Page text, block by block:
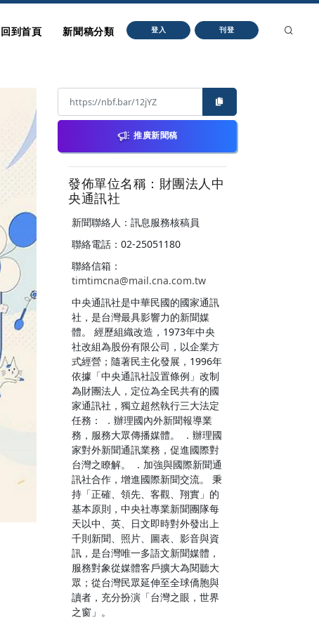
回到首頁 新聞稿分類 登入 刊登
推廣新聞稿
發佈單位名稱：財團法人中
央通訊社
新聞聯絡人：訊息服務核稿員
聯絡電話：02-25051180
聯絡信箱：
timtimcna@mail.cna.com.tw
中央通訊社是中華民國的國家通訊
社，是台灣最具影響力的新聞媒
體。 經歷組織改造，1973年中央
社改組為股份有限公司，以企業方
式經營；隨著民主化發展，1996年
依據「中央通訊社設置條例」改制
為財團法人，定位為全民共有的國
家通訊社，獨立超然執行三大法定
任務： ．辦理國內外新聞報導業
務，服務大眾傳播媒體。 ．辦理國
家對外新聞通訊業務，促進國際對
台灣之瞭解。 ．加強與國際新聞通
訊社合作，增進國際新聞交流。 秉
持「正確、領先、客觀、翔實」的
基本原則，中央社專業新聞團隊每
天以中、英、日文即時對外發出上
千則新聞、照片、圖表、影音與資
訊，是台灣唯一多語文新聞媒體，
服務對象從媒體客戶擴大為閱聽大
眾；從台灣民眾延伸至全球僑胞與
讀者，充分扮演「台灣之眼，世界
之窗」。